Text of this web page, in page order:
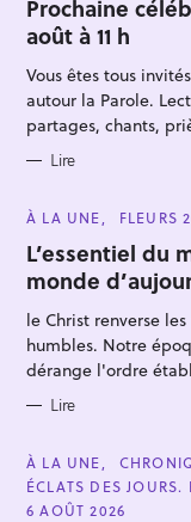
E
G
O
R
I
E
S
Prochaine
août à 11 h
Vous êtes tous
autour la Parole.
partages, chants,
Lire
C
T
E
G
O
R
I
E
S
À LA UNE FLEURS
L’essentiel du
monde
le Christ renverse
humbles. Notre
dérange l'ordre
Lire
C
A
T
E
À LA UNE
ÉCLATS DES JOURS.
6 AOÛT 2026